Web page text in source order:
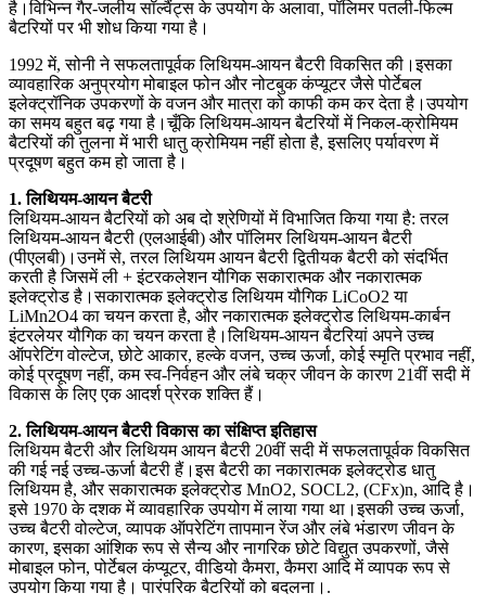
है।विभिन्न गैर-जलीय सॉल्वैंट्स के उपयोग के अलावा, पॉलिमर पतली-फिल्म
बैटरियों पर भी शोध किया गया है।
1992 में, सोनी ने सफलतापूर्वक लिथियम-आयन बैटरी विकसित की।इसका
व्यावहारिक अनुप्रयोग मोबाइल फोन और नोटबुक कंप्यूटर जैसे पोर्टेबल
इलेक्ट्रॉनिक उपकरणों के वजन और मात्रा को काफी कम कर देता है।उपयोग
का समय बहुत बढ़ गया है।चूँकि लिथियम-आयन बैटरियों में निकल-क्रोमियम
बैटरियों की तुलना में भारी धातु क्रोमियम नहीं होता है, इसलिए पर्यावरण में
प्रदूषण बहुत कम हो जाता है।
1. लिथियम-आयन बैटरी
लिथियम-आयन बैटरियों को अब दो श्रेणियों में विभाजित किया गया है: तरल
लिथियम-आयन बैटरी (एलआईबी) और पॉलिमर लिथियम-आयन बैटरी
(पीएलबी)।उनमें से, तरल लिथियम आयन बैटरी द्वितीयक बैटरी को संदर्भित
करती है जिसमें ली + इंटरकलेशन यौगिक सकारात्मक और नकारात्मक
इलेक्ट्रोड है।सकारात्मक इलेक्ट्रोड लिथियम यौगिक LiCoO2 या
LiMn2O4 का चयन करता है, और नकारात्मक इलेक्ट्रोड लिथियम-कार्बन
इंटरलेयर यौगिक का चयन करता है।लिथियम-आयन बैटरियां अपने उच्च
ऑपरेटिंग वोल्टेज, छोटे आकार, हल्के वजन, उच्च ऊर्जा, कोई स्मृति प्रभाव नहीं,
कोई प्रदूषण नहीं, कम स्व-निर्वहन और लंबे चक्र जीवन के कारण 21वीं सदी में
विकास के लिए एक आदर्श प्रेरक शक्ति हैं।
2. लिथियम-आयन बैटरी विकास का संक्षिप्त इतिहास
लिथियम बैटरी और लिथियम आयन बैटरी 20वीं सदी में सफलतापूर्वक विकसित
की गई नई उच्च-ऊर्जा बैटरी हैं।इस बैटरी का नकारात्मक इलेक्ट्रोड धातु
लिथियम है, और सकारात्मक इलेक्ट्रोड MnO2, SOCL2, (CFx)n, आदि है।
इसे 1970 के दशक में व्यावहारिक उपयोग में लाया गया था।इसकी उच्च ऊर्जा,
उच्च बैटरी वोल्टेज, व्यापक ऑपरेटिंग तापमान रेंज और लंबे भंडारण जीवन के
कारण, इसका आंशिक रूप से सैन्य और नागरिक छोटे विद्युत उपकरणों, जैसे
मोबाइल फोन, पोर्टेबल कंप्यूटर, वीडियो कैमरा, कैमरा आदि में व्यापक रूप से
उपयोग किया गया है। पारंपरिक बैटरियों को बदलना।.